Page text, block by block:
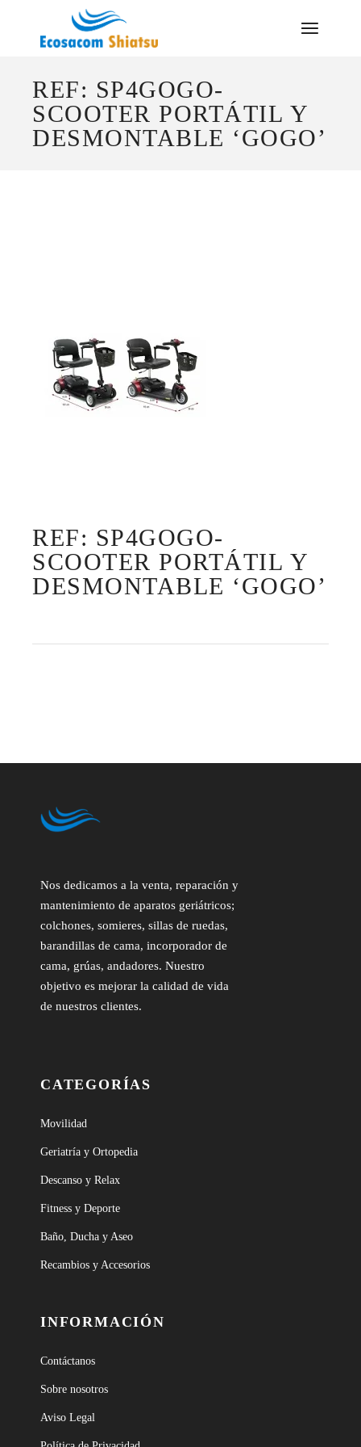
REF: SP4GOGO-
SCOOTER PORTÁTIL Y
DESMONTABLE ‘GOGO’
REF: SP4GOGO-
SCOOTER PORTÁTIL Y
DESMONTABLE ‘GOGO’
Nos dedicamos a la venta, reparación y
mantenimiento de aparatos geriátricos;
colchones, somieres, sillas de ruedas,
barandillas de cama, incorporador de
cama, grúas, andadores. Nuestro
objetivo es mejorar la calidad de vida
de nuestros clientes.
CATEGORÍAS
Movilidad
Geriatría y Ortopedia
Descanso y Relax
Fitness y Deporte
Baño, Ducha y Aseo
Recambios y Accesorios
INFORMACIÓN
Contáctanos
Sobre nosotros
Aviso Legal